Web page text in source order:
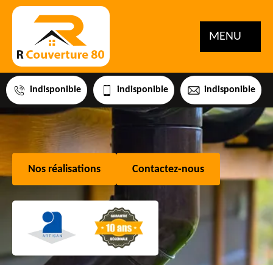
MENU
indisponible indisponible indisponible
Nos réalisations Contactez-nous